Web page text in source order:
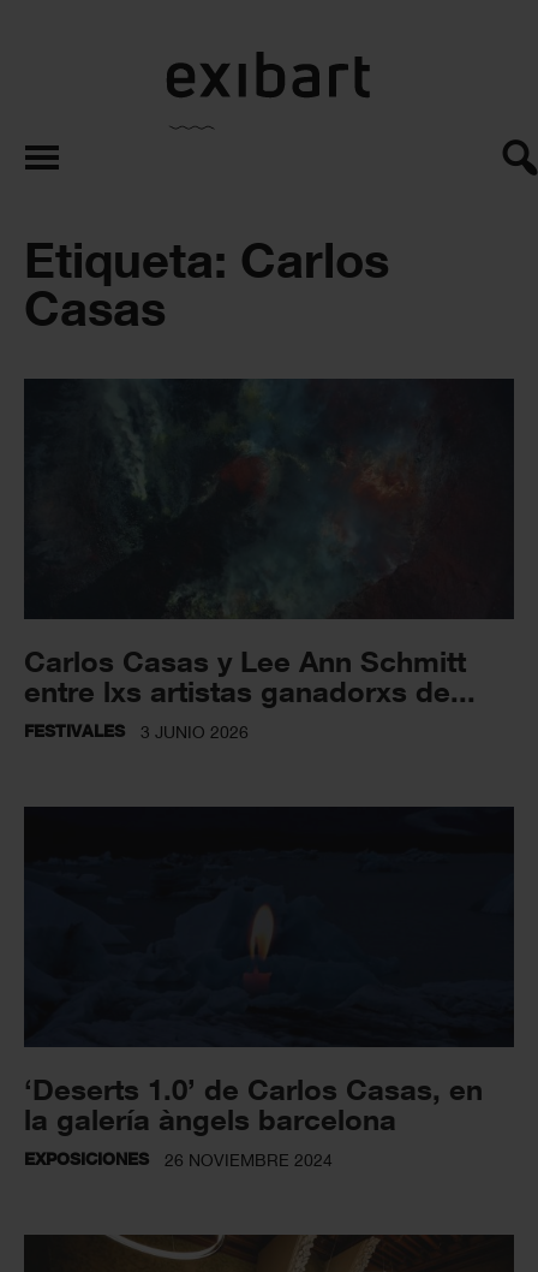
exibart.es
Etiqueta: Carlos
Casas
Carlos Casas y Lee Ann Schmitt
entre lxs artistas ganadorxs de...
FESTIVALES 3 JUNIO 2026
‘Deserts 1.0’ de Carlos Casas, en
la galería àngels barcelona
EXPOSICIONES 26 NOVIEMBRE 2024